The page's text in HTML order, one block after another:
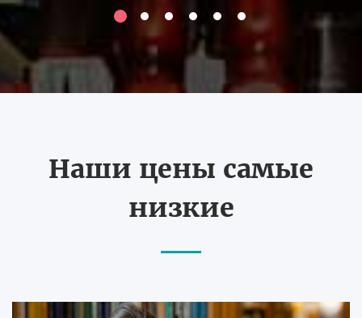
Наши цены самые
низкие